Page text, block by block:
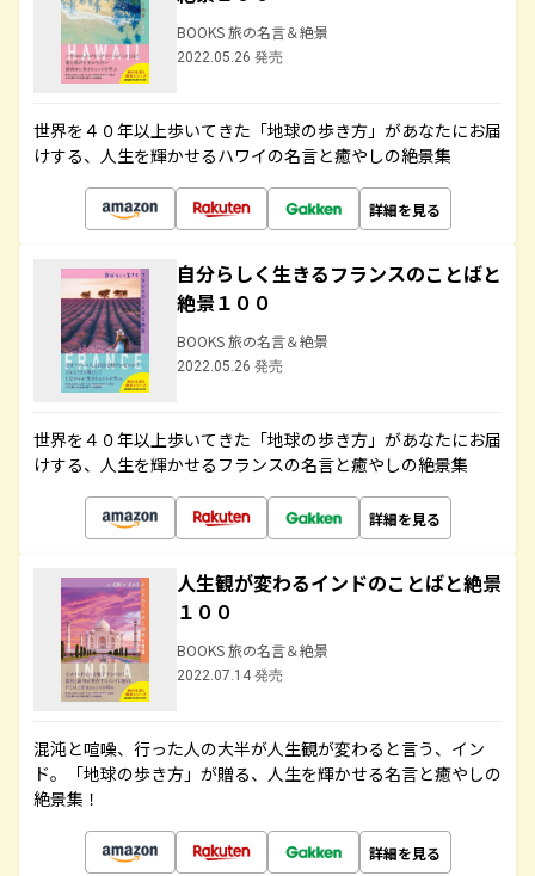
BOOKS 旅の名言＆絶景
2022.05.26 発売
世界を４０年以上歩いてきた「地球の歩き方」があなたにお届
けする、人生を輝かせるハワイの名言と癒やしの絶景集
詳細を見る
自分らしく生きるフランスのことばと
絶景１００
BOOKS 旅の名言＆絶景
2022.05.26 発売
世界を４０年以上歩いてきた「地球の歩き方」があなたにお届
けする、人生を輝かせるフランスの名言と癒やしの絶景集
詳細を見る
人生観が変わるインドのことばと絶景
１００
BOOKS 旅の名言＆絶景
2022.07.14 発売
混沌と喧噪、行った人の大半が人生観が変わると言う、イン
ド。「地球の歩き方」が贈る、人生を輝かせる名言と癒やしの
絶景集！
詳細を見る